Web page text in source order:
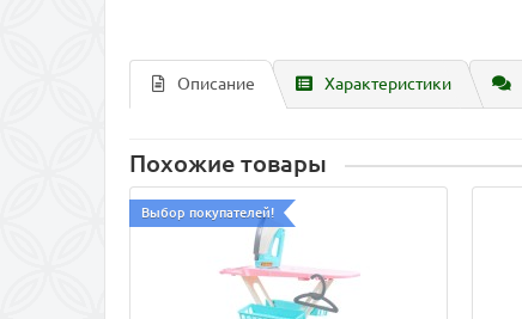
Описание Характеристики
Похожие товары
Выбор покупателей!